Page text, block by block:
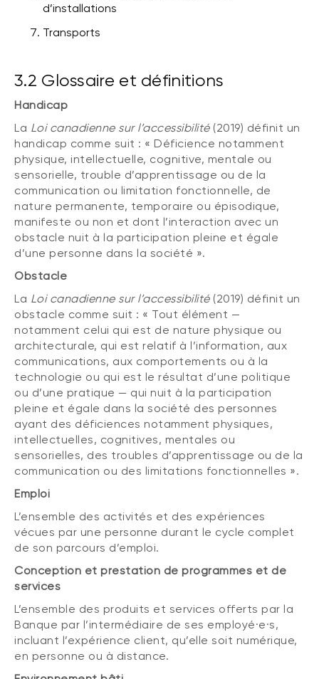
d’installations
Transports
3.2 Glossaire et définitions
Handicap
La Loi canadienne sur l’accessibilité(2019) définit un
handicap comme suit : « Déficience notamment
physique, intellectuelle, cognitive, mentale ou
sensorielle, trouble d’apprentissage ou de la
communication ou limitation fonctionnelle, de
nature permanente, temporaire ou épisodique,
manifeste ou non et dont l’interaction avec un
obstacle nuit à la participation pleine et égale
d’une personne dans la société ».
Obstacle
La Loi canadienne sur l’accessibilité(2019) définit un
obstacle comme suit : « Tout élément —
notamment celui qui est de nature physique ou
architecturale, qui est relatif à l’information, aux
communications, aux comportements ou à la
technologie ou qui est le résultat d’une politique
ou d’une pratique — qui nuit à la participation
pleine et égale dans la société des personnes
ayant des déficiences notamment physiques,
intellectuelles, cognitives, mentales ou
sensorielles, des troubles d’apprentissage ou de la
communication ou des limitations fonctionnelles ».
Emploi
L’ensemble des activités et des expériences
vécues par une personne durant le cycle complet
de son parcours d’emploi.
Conception et prestation de programmes et de
services
L’ensemble des produits et services offerts par la
Banque par l’intermédiaire de ses employé·e·s,
incluant l’expérience client, qu’elle soit numérique,
en personne ou à distance.